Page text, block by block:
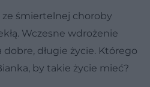
śmiertelnej choroby
Wczesne wdrożenie
dobre, długie życie. Którego
by takie życie mieć?